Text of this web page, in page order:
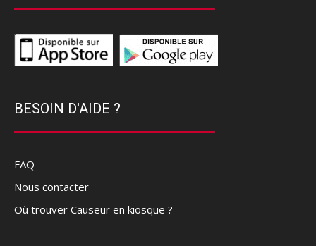
BESOIN D'AIDE ?
FAQ
Nous contacter
Où trouver Causeur en kiosque ?